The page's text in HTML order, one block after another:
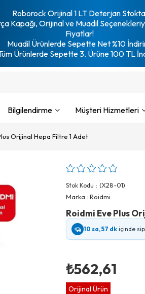
Roborock Orijinal 1 LT Deterjan
Kapağı, Orijinal ve Muadil
Fiyatlar!
Muadil Ürünlerde Sepette Net %10
Ürünlerde Sepette 3. Ürüne 100 TL
Bilgilendirme Müşteri Hizmetleri
Orijinal Hepa Filtre 1 Adet
Stok Kodu
(X28-01)
Marka : Roidmi
Roidmi Eve Plus
10 sa, 57 dk içinde
₺562,61
Orijinal Ürün